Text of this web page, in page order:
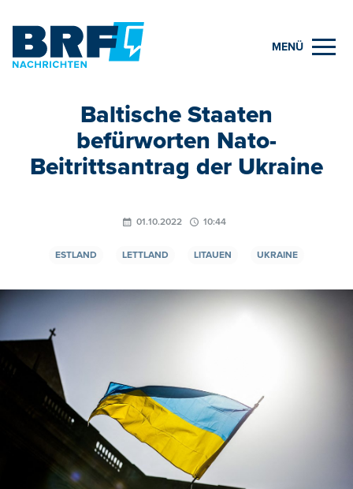
MENÜ
Baltische Staaten
befürworten Nato-
Beitrittsantrag der Ukraine
01.10.2022 10:44
ESTLAND LETTLAND LITAUEN UKRAINE